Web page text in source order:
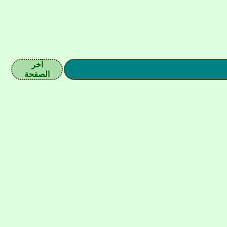
آخر
الصفحة